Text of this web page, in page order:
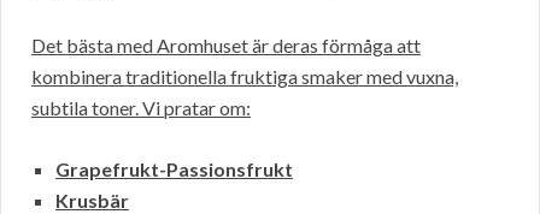
Det bästa med Aromhuset är deras förmåga att
kombinera traditionella fruktiga smaker med vuxna,
subtila toner. Vi pratar om:
Grapefrukt-Passionsfrukt
Krusbär